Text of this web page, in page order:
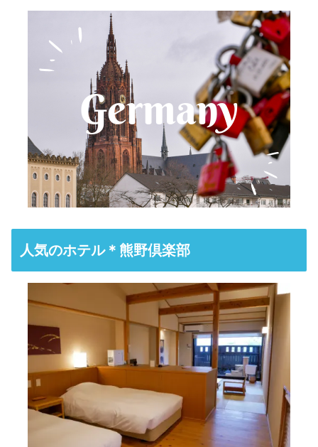
人気のホテル＊熊野倶楽部